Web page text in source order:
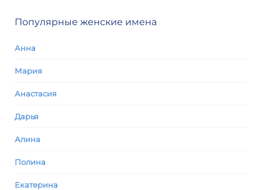
Популярные женские имена
Анна
Мария
Анастасия
Дарья
Алина
Полина
Екатерина